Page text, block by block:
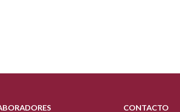
CONTACTO